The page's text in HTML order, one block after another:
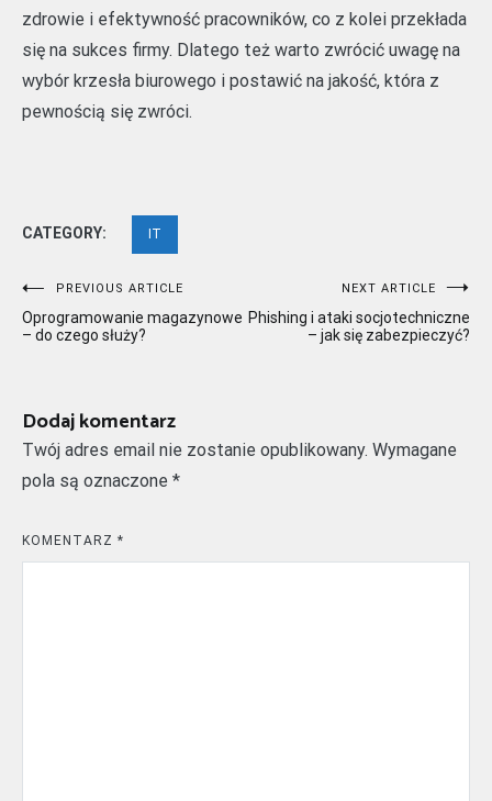
zdrowie i efektywność pracowników, co z kolei przekłada
się na sukces firmy. Dlatego też warto zwrócić uwagę na
wybór krzesła biurowego i postawić na jakość, która z
pewnością się zwróci.
CATEGORY: IT
Nawigacja
wpisu
PREVIOUS ARTICLE
Oprogramowanie magazynowe
– do czego służy?
NEXT ARTICLE
Phishing i ataki socjotechniczne
– jak się zabezpieczyć?
Dodaj komentarz
Twój adres email nie zostanie opublikowany. Wymagane
pola są oznaczone *
KOMENTARZ *